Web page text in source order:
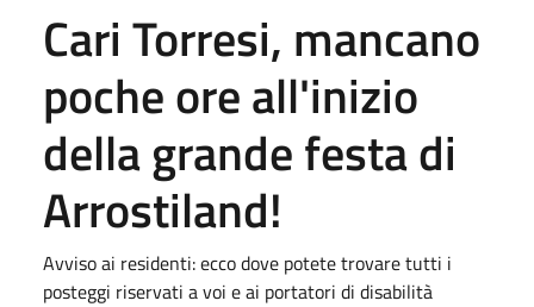
Cari Torresi, mancano
poche ore all'inizio
della grande festa di
Arrostiland!
Avviso ai residenti: ecco dove potete trovare tutti i
posteggi riservati a voi e ai portatori di disabilità